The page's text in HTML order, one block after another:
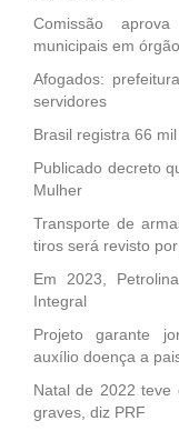
Comissão
municipais em
Afogados:
servidores
Brasil registra 66
Publicado decreto
Mulher
Transporte de
tiros será revisto
Em 2023,
Integral
Projeto garante
auxílio doença a
Natal de 2022 teve
graves, diz PRF